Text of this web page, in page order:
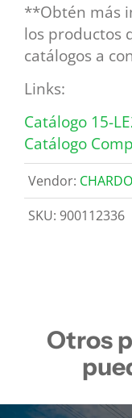
**Obtén más
los productos
catálogos a
Links:
Catálogo 15-
Catálogo
Vendor:
SKU: 900112336
Otros